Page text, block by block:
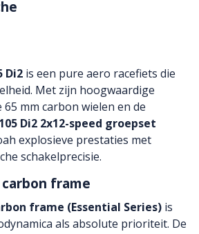
Di2 is een pure aero racefiets die
Met zijn hoogwaardige
mm carbon wielen en de
Di2 2x12-speed groepset
explosieve prestaties met
schakelprecisie.
frame
frame (Essential Series) is
als absolute prioriteit. De